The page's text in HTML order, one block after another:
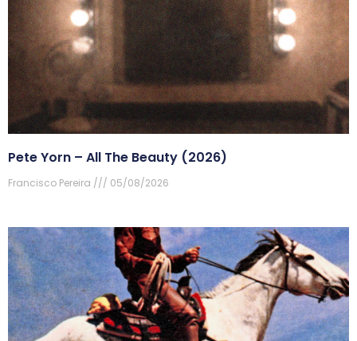
Pete Yorn – All The Beauty (2026)
Francisco Pereira 05/08/2026